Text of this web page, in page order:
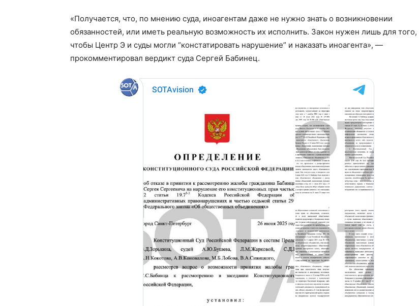
«Получается, что, по мнению суда, иноагентам даже не нужно знать о возникновении
обязанностей, или иметь реальную возможность их исполнить. Закон нужен лишь для того,
чтобы Центр Э и суды могли “констатировать нарушение” и наказать иноагента», —
прокомментировал вердикт суда Сергей Бабинец.